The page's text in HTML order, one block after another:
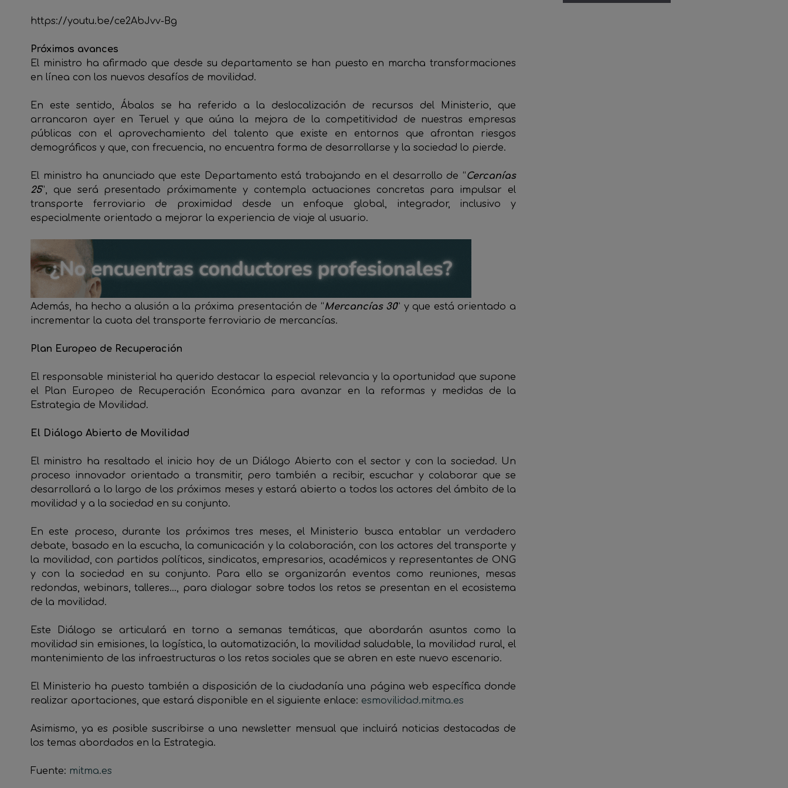
https://youtu.be/ce2AbJvv-Bg
Próximos avances
El ministro ha afirmado que desde su departamento se han puesto en marcha transformaciones
en línea con los nuevos desafíos de movilidad.
En este sentido, Ábalos se ha referido a la deslocalización de recursos del Ministerio, que
arrancaron ayer en Teruel y que aúna la mejora de la competitividad de nuestras empresas
públicas con el aprovechamiento del talento que existe en entornos que afrontan riesgos
demográficos y que, con frecuencia, no encuentra forma de desarrollarse y la sociedad lo pierde.
El ministro ha anunciado que este Departamento está trabajando en el desarrollo de “Cercanías
25”, que será presentado próximamente y contempla actuaciones concretas para impulsar el
transporte ferroviario de proximidad desde un enfoque global, integrador, inclusivo y
especialmente orientado a mejorar la experiencia de viaje al usuario.
Además, ha hecho a alusión a la próxima presentación de “Mercancías 30” y que está orientado a
incrementar la cuota del transporte ferroviario de mercancías.
Plan Europeo de Recuperación
El responsable ministerial ha querido destacar la especial relevancia y la oportunidad que supone
el Plan Europeo de Recuperación Económica para avanzar en la reformas y medidas de la
Estrategia de Movilidad.
El Diálogo Abierto de Movilidad
El ministro ha resaltado el inicio hoy de un Diálogo Abierto con el sector y con la sociedad. Un
proceso innovador orientado a transmitir, pero también a recibir, escuchar y colaborar que se
desarrollará a lo largo de los próximos meses y estará abierto a todos los actores del ámbito de la
movilidad y a la sociedad en su conjunto.
En este proceso, durante los próximos tres meses, el Ministerio busca entablar un verdadero
debate, basado en la escucha, la comunicación y la colaboración, con los actores del transporte y
la movilidad, con partidos políticos, sindicatos, empresarios, académicos y representantes de ONG
y con la sociedad en su conjunto. Para ello se organizarán eventos como reuniones, mesas
redondas, webinars, talleres…, para dialogar sobre todos los retos se presentan en el ecosistema
de la movilidad.
Este Diálogo se articulará en torno a semanas temáticas, que abordarán asuntos como la
movilidad sin emisiones, la logística, la automatización, la movilidad saludable, la movilidad rural, el
mantenimiento de las infraestructuras o los retos sociales que se abren en este nuevo escenario.
El Ministerio ha puesto también a disposición de la ciudadanía una página web específica donde
realizar aportaciones, que estará disponible en el siguiente enlace: esmovilidad.mitma.es
Asimismo, ya es posible suscribirse a una newsletter mensual que incluirá noticias destacadas de
los temas abordados en la Estrategia.
Fuente: mitma.es